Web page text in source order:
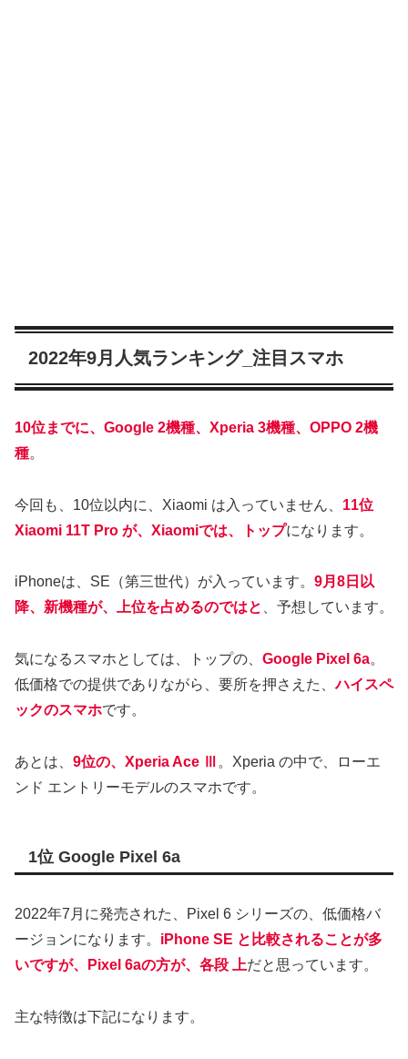
2022年9月人気ランキング_注目スマホ
10位までに、Google 2機種、Xperia 3機種、OPPO 2機
種。
今回も、10位以内に、Xiaomi は入っていません、 11位
Xiaomi 11T Pro が、Xiaomiでは、トップになります。
iPhoneは、SE（第三世代）が入っています。 9月8日以
降、新機種が、上位を占めるのではと 、予想しています。
気になるスマホとしては、トップの、 Google Pixel 6a。
低価格での提供でありながら、要所を押さえた、ハイスペ
ックのスマホです。
あとは、 9位の、Xperia Ace Ⅲ
。Xperia の中で、ローエ
ンド エントリーモデルのスマホです。
1位 Google Pixel 6a
2022年7月に発売された、Pixel 6 シリーズの、低価格バ
ージョンになります。 iPhone SE と比較されることが多
いですが、Pixel 6aの方が、各段 上だと思っています。
主な特徴は下記になります。